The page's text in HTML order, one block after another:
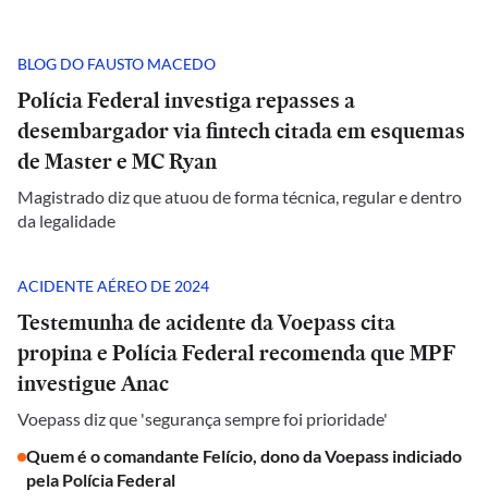
BLOG DO FAUSTO MACEDO
Polícia Federal investiga repasses a
desembargador via fintech citada em esquemas
de Master e MC Ryan
Magistrado diz que atuou de forma técnica, regular e dentro
da legalidade
ACIDENTE AÉREO DE 2024
Testemunha de acidente da Voepass cita
propina e Polícia Federal recomenda que MPF
investigue Anac
Voepass diz que 'segurança sempre foi prioridade'
Quem é o comandante Felício, dono da Voepass indiciado
pela Polícia Federal